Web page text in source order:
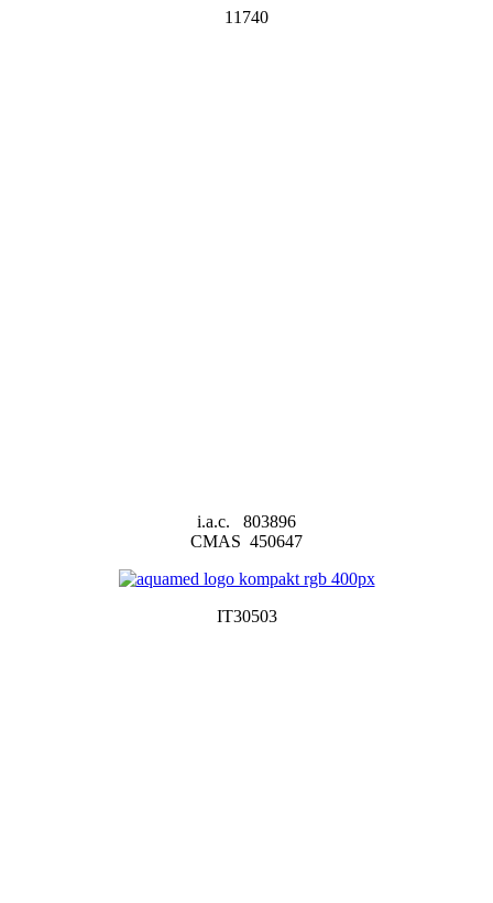
11740
i.a.c. 803896
CMAS 450647
IT30503